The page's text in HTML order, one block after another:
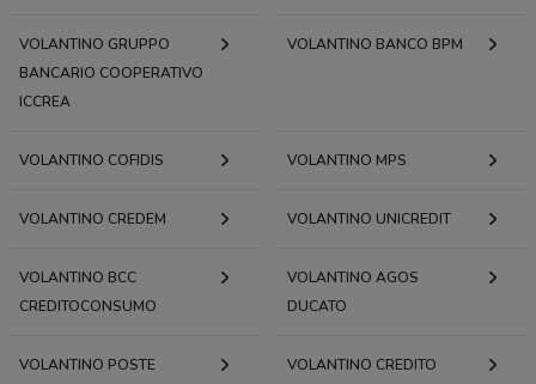
VOLANTINO GRUPPO
BANCARIO COOPERATIVO
ICCREA
VOLANTINO BANCO BPM
VOLANTINO COFIDIS VOLANTINO MPS
VOLANTINO CREDEM VOLANTINO UNICREDIT
VOLANTINO BCC
CREDITOCONSUMO
VOLANTINO AGOS
DUCATO
VOLANTINO POSTE
VOLANTINO CREDITO